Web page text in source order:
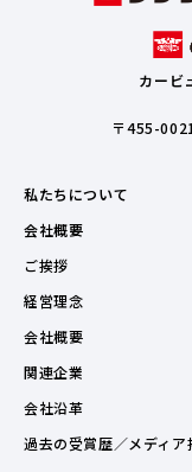
カービ
〒455-
私たちについて
会社概要
ご挨拶
経営理念
会社概要
関連企業
会社沿革
過去の受賞歴／メディア